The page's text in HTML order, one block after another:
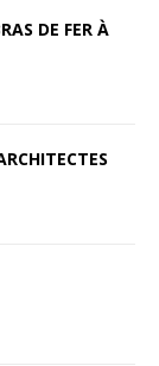
DE FER À